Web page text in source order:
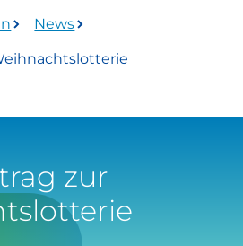
Uhr bis voraussichtlich
verfügbar
News
zur